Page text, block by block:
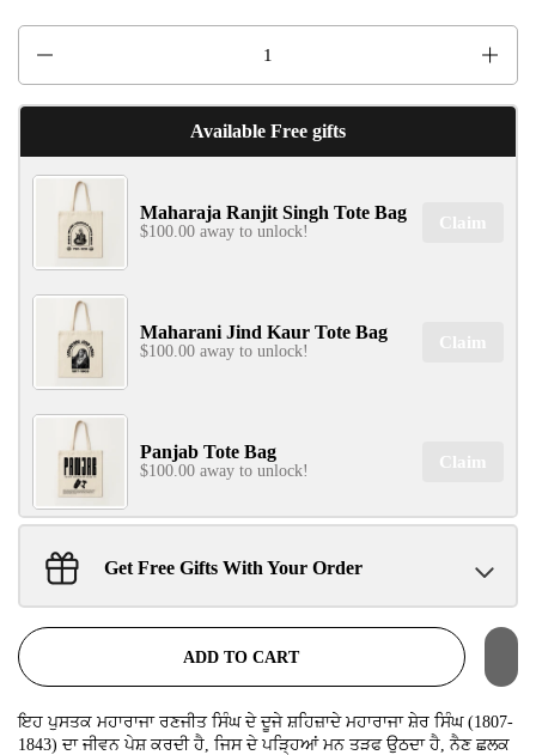
Available Free gifts
Maharaja Ranjit Singh Tote Bag
$100.00 away to unlock! Claim
Maharani Jind Kaur Tote Bag
$100.00 away to unlock! Claim
Panjab Tote Bag
$100.00 away to unlock! Claim
Sant Jarnail Singh Ji- Tote Bag Claim
Get Free Gifts With Your Order
ADD TO CART
ਇਹ ਪੁਸਤਕ ਮਹਾਰਾਜਾ ਰਣਜੀਤ ਸਿੰਘ ਦੇ ਦੂਜੇ ਸ਼ਹਿਜ਼ਾਦੇ ਮਹਾਰਾਜਾ ਸ਼ੇਰ ਸਿੰਘ (1807-
1843) ਦਾ ਜੀਵਨ ਪੇਸ਼ ਕਰਦੀ ਹੈ, ਜਿਸ ਦੇ ਪੜ੍ਹਿਆਂ ਮਨ ਤੜਫ ਉਠਦਾ ਹੈ, ਨੈਣ ਛਲਕ